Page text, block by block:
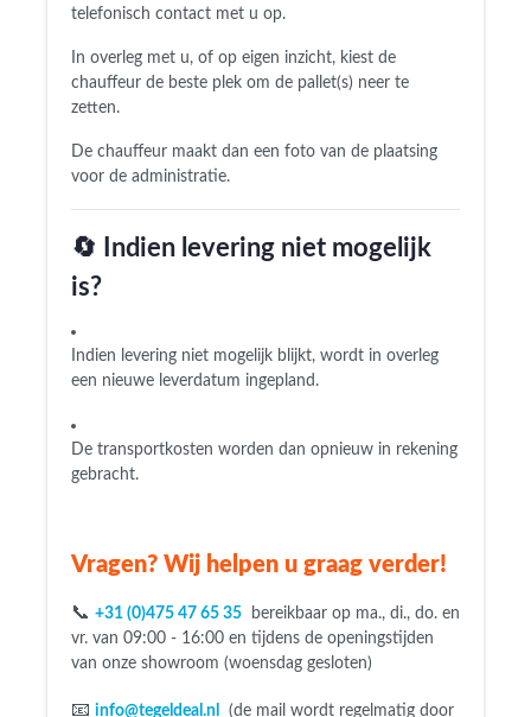
telefonisch contact met u op.
In overleg met u, of op eigen inzicht, kiest de
chauffeur de beste plek om de pallet(s) neer te
zetten.
De chauffeur maakt dan een foto van de plaatsing
voor de administratie.
🔄 Indien levering niet mogelijk
is?
Indien levering niet mogelijk blijkt, wordt in overleg
een nieuwe leverdatum ingepland.
De transportkosten worden dan opnieuw in rekening
gebracht.
Vragen? Wij helpen u graag verder!
📞 +31 (0)475 47 65 35
bereikbaar op ma., di., do. en
vr. van 09:00 - 16:00 en tijdens de openingstijden
van onze showroom (woensdag gesloten)
📧 info@tegeldeal.nl
(de mail wordt regelmatig door